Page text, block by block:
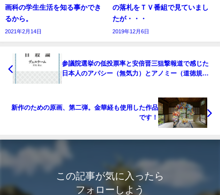
画科の学生生活を知る事かでき
るから。
2021年2月14日
の落札をＴＶ番組で見ていまし
たが・・・
2019年12月6日
参議院選挙の低投票率と安倍晋三狙撃報道で感じた
日本人のアパシー（無気力）とアノミー（道徳規範
新作のための原画、第二弾。金華経も使用した作品
です！
この記事が気に入ったら
フォローしよう